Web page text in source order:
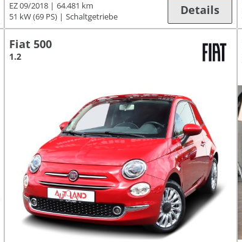
EZ 09/2018
64.481 km
51 kW (69 PS)
Schaltgetriebe Details
Fiat 500
1.2